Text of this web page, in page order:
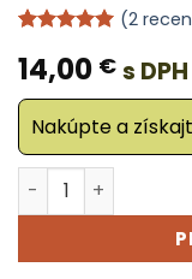
5 z 5 na
základe
zákazníckych
recenzií
(2
14,00 € s DPH
Nakúpte a
množstvo
Alternative: